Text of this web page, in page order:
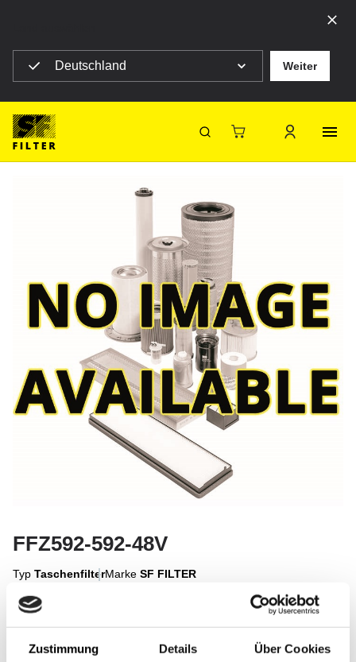
Zustimmung Details Über Cookies
Deutschland Weiter
SF-Filter
Zurück
FFZ592-592-48V
Typ TaschenfilterMarke SF FILTER